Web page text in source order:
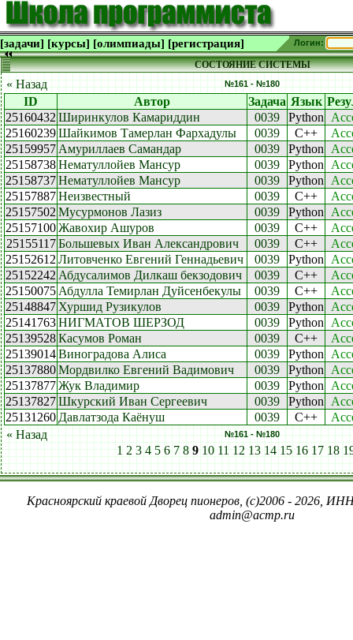
[задачи] [курсы] [олимпиады] [регистрация] Логин:
СОСТОЯНИЕ СИСТЕМЫ
« Назад №161 - №180
ID Автор Задача Язык
25160432 Ширинкулов Камариддин 0039 Python
25160239Шайкимов Тамерлан Фархадулы 0039 C++
25159957 Амуриллаев Самандар 0039 Python
25158738Нематуллойев Мансур 0039 Python
25158737Нематуллойев Мансур 0039 Python
25157887Неизвестный 0039 C++
25157502 Мусурмонов Лазиз 0039 Python
25157100Жавохир Ашуров 0039 C++
25155117 Большевых Иван Александрович 0039 C++
25152612 Литовченко Евгений Геннадьевич 0039 Python
25152242 Абдусалимов Дилкаш бекзодович 0039 C++
25150075 Абдулла Темирлан Дуйсенбекулы 0039 C++
25148847 Хуршид Рузикулов 0039 Python
25141763НИГМАТОВ ШЕРЗОД 0039 Python
25139528Касумов Роман 0039 C++
25139014Виноградова Алиса 0039 Python
25137880Мордвилко Евгений Вадимович 0039 Python
25137877Жук Владимир 0039 Python
25137827Шкурский Иван Сергеевич 0039 Python
25131260 Давлатзода Каёнуш 0039 C++
« Назад
№161 - №180
1 2 3 4 5 6 7 8 9 10 11 12 13 14 15 16 17 18
Красноярский краевой Дворец пионеров, (c)2006 - 2026,
admin@acmp.ru